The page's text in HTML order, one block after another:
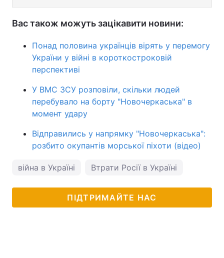
Вас також можуть зацікавити новини:
Понад половина українців вірять у перемогу
України у війні в короткостроковій
перспективі
У ВМС ЗСУ розповіли, скільки людей
перебувало на борту "Новочеркаська" в
момент удару
Відправились у напрямку "Новочеркаська":
розбито окупантів морської піхоти (відео)
війна в Україні Втрати Росії в Україні
ПІДТРИМАЙТЕ НАС